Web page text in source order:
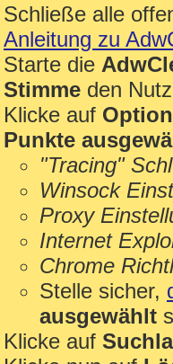
Schließe alle
Anleitung zu
Starte die
Stimme den
Klicke auf
Punkte
"Tracing"
Winsock
Proxy
Internet
Chrome
Stelle sicher,
ausgewählt
Klicke auf